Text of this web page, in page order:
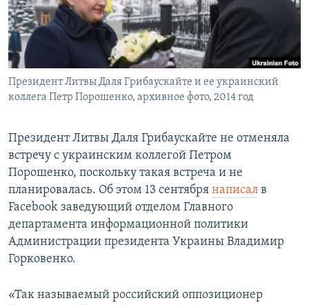
ПОБЕДИТЕЛЕЙ НЕ СУДЯТ?
КРЫМ.НЕПОКОРЕННЫЙ
ELIFBE
УКРАИНСКАЯ ПРОБЛЕМА КРЫМА
ПРИСОЕДИНЯЙТЕСЬ!
Все сайты RFE/RL
Президент Литвы Даля Грибаускайте и ее украинский
коллега Петр Порошенко, архивное фото, 2014 год
Президент Литвы Даля Грибаускайте не отменяла
встречу с украинским коллегой Петром
Порошенко, поскольку такая встреча и не
планировалась. Об этом 13 сентября написал в
Facebook заведующий отделом Главного
департамента информационной политики
Администрации президента Украины Владимир
Горковенко.
«Так называемый российский оппозиционер